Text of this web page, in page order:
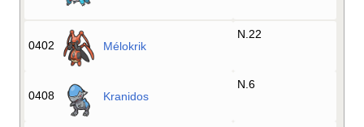
0402 Mélokrik
N.22
0408 Kranidos
N.6